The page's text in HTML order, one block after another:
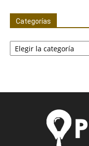
Categorías
Categorías